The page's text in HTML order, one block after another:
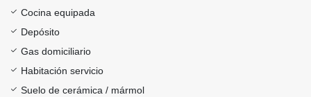
Cocina equipada
Depósito
Gas domiciliario
Habitación servicio
Suelo de cerámica / mármol